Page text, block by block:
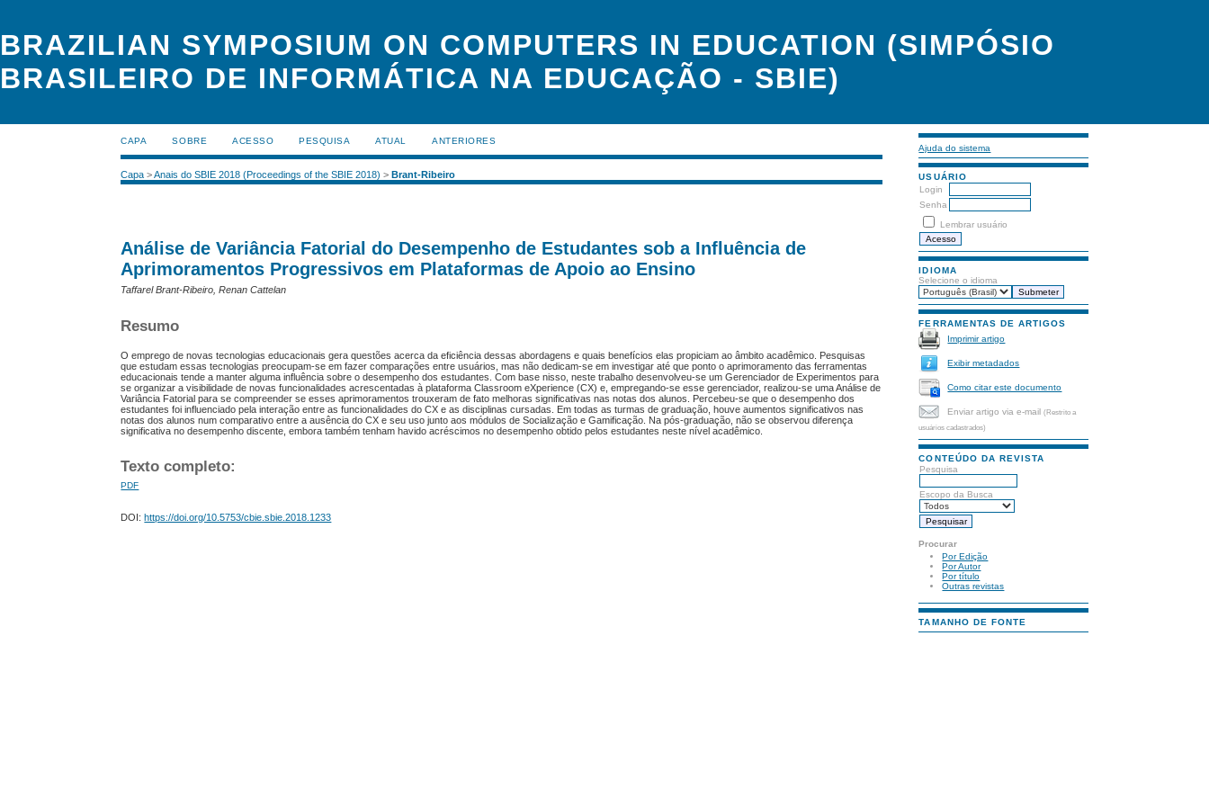
BRAZILIAN SYMPOSIUM ON COMPUTERS IN EDUCATION (SIMPÓSIO
BRASILEIRO DE INFORMÁTICA NA EDUCAÇÃO - SBIE)
Ajuda do sistema
USUÁRIO
Login
Senha
Lembrar usuário
IDIOMA
Selecione o idioma
FERRAMENTAS DE ARTIGOS
Imprimir artigo
Exibir metadados
Como citar este documento
Enviar artigo via e-mail(Restrito a
usuários cadastrados)
CONTEÚDO DA REVISTA
Pesquisa
Escopo da Busca
Procurar
Por Edição
Por Autor
Por título
Outras revistas
TAMANHO DE FONTE
CAPA SOBRE ACESSO PESQUISA ATUAL ANTERIORES
Capa >Anais do SBIE 2018 (Proceedings of the SBIE 2018) >Brant-Ribeiro
Análise de Variância Fatorial do Desempenho de Estudantes sob a Influência de
Aprimoramentos Progressivos em Plataformas de Apoio ao Ensino
Taffarel Brant-Ribeiro, Renan Cattelan
Resumo
O emprego de novas tecnologias educacionais gera questões acerca da eficiência dessas abordagens e quais benefícios elas propiciam ao âmbito acadêmico. Pesquisas
que estudam essas tecnologias preocupam-se em fazer comparações entre usuários, mas não dedicam-se em investigar até que ponto o aprimoramento das ferramentas
educacionais tende a manter alguma influência sobre o desempenho dos estudantes. Com base nisso, neste trabalho desenvolveu-se um Gerenciador de Experimentos para
se organizar a visibilidade de novas funcionalidades acrescentadas à plataforma Classroom eXperience (CX) e, empregando-se esse gerenciador, realizou-se uma Análise de
Variância Fatorial para se compreender se esses aprimoramentos trouxeram de fato melhoras significativas nas notas dos alunos. Percebeu-se que o desempenho dos
estudantes foi influenciado pela interação entre as funcionalidades do CX e as disciplinas cursadas. Em todas as turmas de graduação, houve aumentos significativos nas
notas dos alunos num comparativo entre a ausência do CX e seu uso junto aos módulos de Socialização e Gamificação. Na pós-graduação, não se observou diferença
significativa no desempenho discente, embora também tenham havido acréscimos no desempenho obtido pelos estudantes neste nível acadêmico.
Texto completo:
PDF
DOI:https://doi.org/10.5753/cbie.sbie.2018.1233